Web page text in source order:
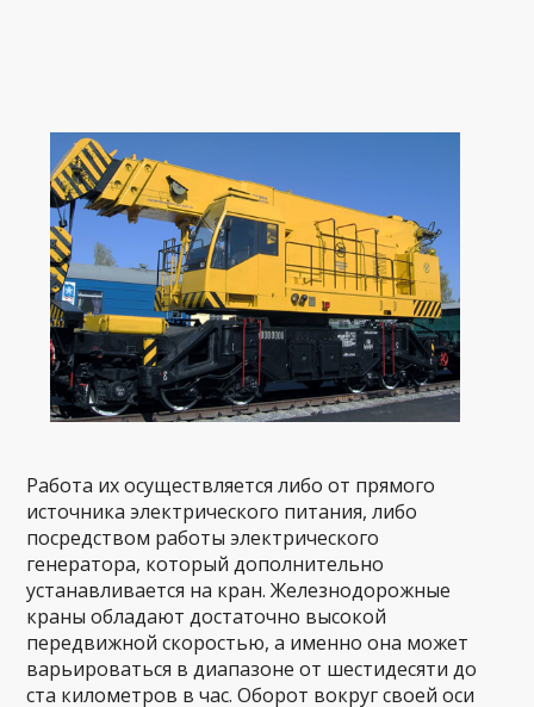
Работа их осуществляется либо от прямого
источника электрического питания, либо
посредством работы электрического
генератора, который дополнительно
устанавливается на кран. Железнодорожные
краны обладают достаточно высокой
передвижной скоростью, а именно она может
варьироваться в диапазоне от шестидесяти до
ста километров в час. Оборот вокруг своей оси